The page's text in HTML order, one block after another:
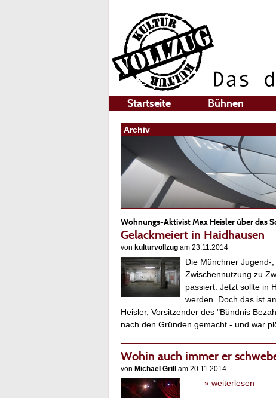
Startseite Bühnen
Archiv
Wohnungs-Aktivist Max Heisler über das
Gelackmeiert in Haidhausen
von kulturvollzug am 23.11.2014
Die Münchner Jugend-
Zwischennutzung zu
passiert. Jetzt sollte in
werden. Doch das ist
Heisler, Vorsitzender des "Bündnis
nach den Gründen gemacht - und war
Wohin auch immer er
von Michael Grill am 20.11.2014
» weiterlesen